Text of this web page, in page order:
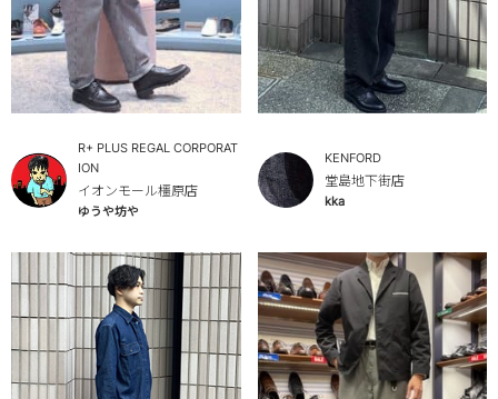
R+ PLUS REGAL CORPORAT
ION
イオンモール橿原店
ゆうや坊や
KENFORD
堂島地下街店
kka